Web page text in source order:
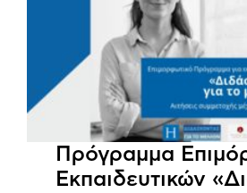
Πρόγραμμα
Εκπαιδευτικών